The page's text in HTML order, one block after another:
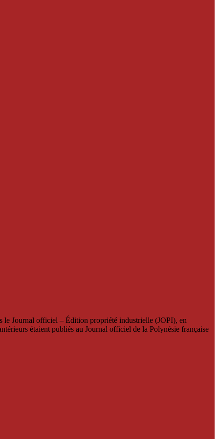
le Journal officiel – Édition propriété industrielle (JOPI), en
étaient publiés au Journal officiel de la Polynésie française